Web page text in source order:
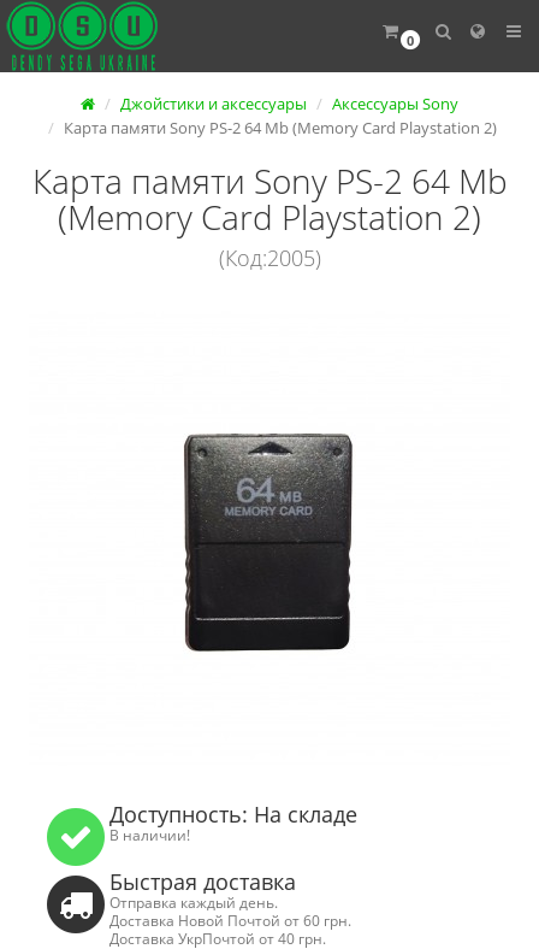
0
Джойстики и аксессуары
Аксессуары Sony
Карта памяти Sony PS-2 64 Mb (Memory Card Playstation 2)
Карта памяти Sony PS-2 64 Mb
(Memory Card Playstation 2)
(Код:2005)
Доступность: На складе
В наличии!
Быстрая доставка
Отправка каждый день.
Доставка Новой Почтой от 60 грн.
Доставка УкрПочтой от 40 грн.